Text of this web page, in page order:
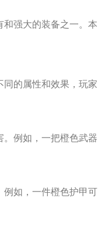
强大的装备之一。本
的属性和效果，玩家
例如，一把橙色武器
例如，一件橙色护甲可